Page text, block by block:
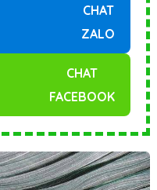
CHAT
ZALO
CHAT
FACEBOOK